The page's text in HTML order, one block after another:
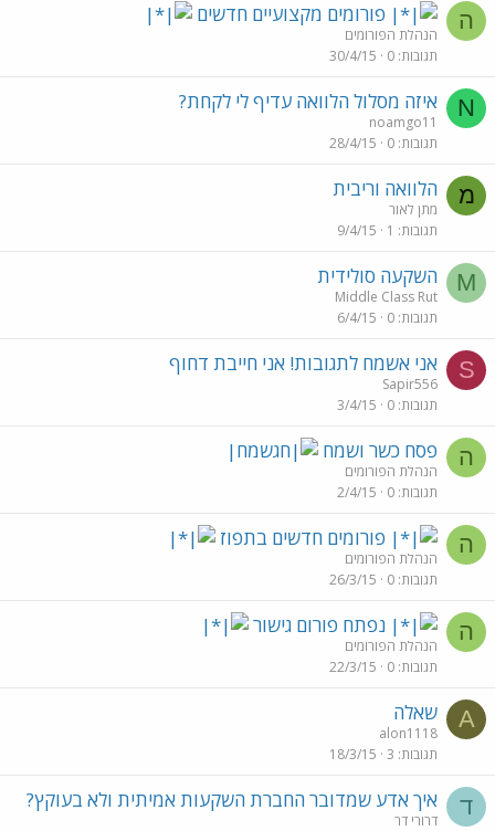
ה פורומים מקצועיים חדשים
הנהלת הפורומים
תגובות 0
30/4/15
N איזה מסלול הלוואה עדיף לי לקחת?
noamgo11
תגובות 0
28/4/15
מ הלוואה וריבית
מתן לאור
תגובות 1
9/4/15
M השקעה סולידית
Middle Class Rut
תגובות 0
6/4/15
S אני אשמח לתגובות! אני חייבת דחוף
Sapir556
תגובות 0
3/4/15
ה פסח כשר ושמח
הנהלת הפורומים
תגובות 0
2/4/15
ה פורומים חדשים בתפוז
הנהלת הפורומים
תגובות 0
26/3/15
ה נפתח פורום גישור
הנהלת הפורומים
תגובות 0
22/3/15
A שאלה
alon1118
תגובות 3
18/3/15
ד איך אדע שמדובר החברת השקעות אמיתית ולא בעוקץ?
דרורי דר